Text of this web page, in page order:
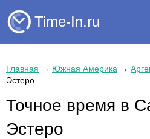
Time-In.ru
Главная → Южная Америка →
Эстеро
Точное время в
Эстеро